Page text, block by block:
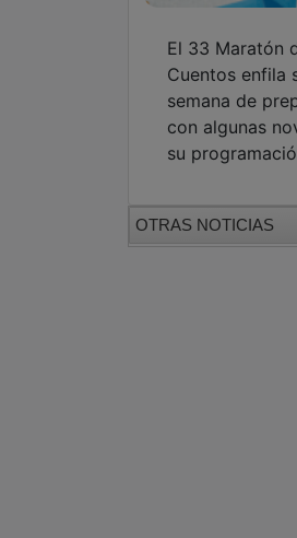
El 33 Maratón
Cuentos enfila
semana de
con algunas
su
OTRAS NOTICIAS